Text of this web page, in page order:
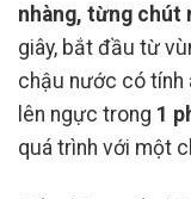
nhàng, từng chút
giây, bắt đầu từ
chậu nước có tính
lên ngực trong 1
quá trình với một